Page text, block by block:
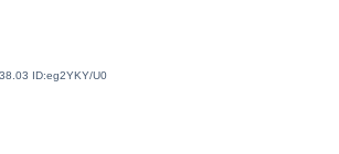
ID:eg2YKY/U0